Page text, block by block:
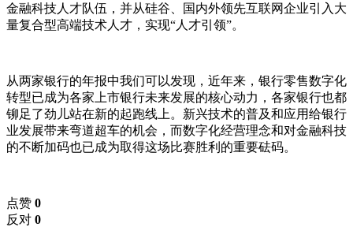
金融科技人才队伍，并从硅谷、国内外领先互联网企业引入大
量复合型高端技术人才，实现“人才引领”。
从两家银行的年报中我们可以发现，近年来，银行零售数字化
转型已成为各家上市银行未来发展的核心动力，各家银行也都
铆足了劲儿站在新的起跑线上。新兴技术的普及和应用给银行
业发展带来弯道超车的机会，而数字化经营理念和对金融科技
的不断加码也已成为取得这场比赛胜利的重要砝码。
点赞 0
反对 0